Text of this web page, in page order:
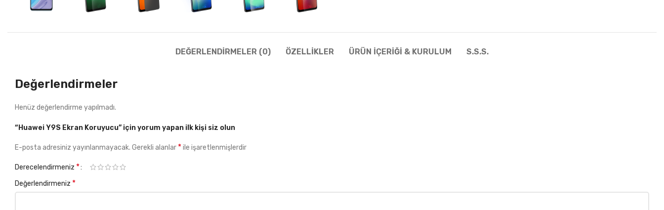
DEĞERLENDIRMELER (0) ÖZELLIKLER ÜRÜN İÇERIĞI & KURULUM S.S.S.
Değerlendirmeler
Henüz değerlendirme yapılmadı.
“Huawei Y9S Ekran Koruyucu” için yorum yapan ilk kişi siz olun
E-posta adresiniz yayınlanmayacak. Gerekli alanlar *ile işaretlenmişlerdir
Derecelendirmeniz *
Değerlendirmeniz *